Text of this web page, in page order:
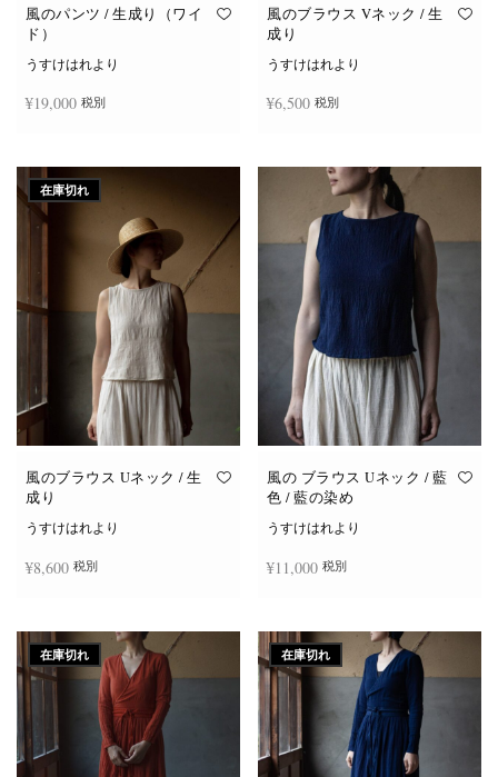
オ
ジ
選
択
で
き
ま
す
オ
ジ
か
ら
選
風のパンツ / 生成り（ワイ
ド）
うすけはれより
¥19,000 税別
風のブラウス Vネック / 生
成り
うすけはれより
¥6,500 税別
在庫切れ
風のブラウス Uネック / 生
成り
うすけはれより
¥8,600 税別
風の ブラウス Uネック / 藍
色 / 藍の染め
うすけはれより
¥11,000 税別
在庫切れ 在庫切れ